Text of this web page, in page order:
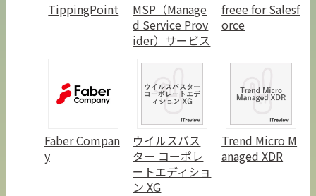
TippingPoint
MSP（Manage
d Service Prov
ider）サービス
freee for Salesf
orce
Faber Compan
y
ウイルスバス
ター コーポレ
ートエディショ
ン XG
Trend Micro M
anaged XDR